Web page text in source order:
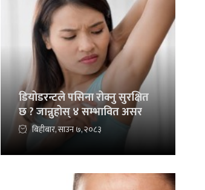
डियोडरन्टले पसिना रोक्नु सुरक्षित
छ ? जान्नुहोस् ४ सम्भावित असर
बिहीबार, साउन ७, २०८३